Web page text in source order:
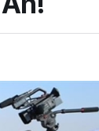
3 ay önce